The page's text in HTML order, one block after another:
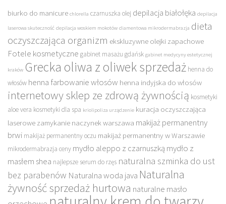
biurko do manicure chlorella czarnuszka olej depilacja białołęka depilacja
laserowa skuteczność depilacja woskiem mokotów diamentowa mikrodermabrazja dieta
oczyszczająca organizm ekskluzywne olejki zapachowe
Fotele kosmetyczne gabinet masażu gdańsk gabinet medycyny estetycznej
kraków Grecka oliwa z oliwek sprzedaż henna do
włosów henna farbowanie włosów henna indyjska do włosów
internetowy sklep ze zdrową żywnością kosmetyki
aloe vera kosmetyki dla spa kriolipoliza urządzenie kuracja oczyszczająca
laserowe zamykanie naczynek warszawa makijaż permanentny
brwi makijaż permanentny oczu makijaż permanentny w Warszawie
mikrodermabrazja ceny mydło aleppo z czarnuszką mydło z
masłem shea najlepsze serum do rzęs naturalna szminka do ust
bez parabenów Naturalna woda java Naturalna
żywność sprzedaż hurtowa naturalne masło